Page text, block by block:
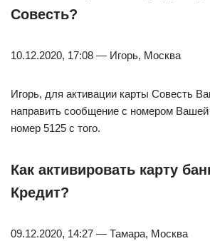
Совесть?
10.12.2020, 17:08 — Игорь, Москва
Игорь, для активации карты Совесть
направить сообщение с номером Вашей
номер 5125 с того.
Как активировать карту
Кредит?
09.12.2020, 14:27 — Тамара, Москва